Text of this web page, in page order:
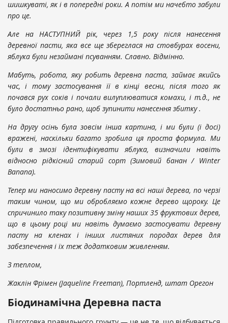
шишкуваті, як і в попередні роки. А потім ми начебто забули
про це.
Але на НАСТУПНИЙ рік, через 1,5 року після нанесення
деревної пасти, яка все ще збереглася на стовбурах восени,
яблука були незаймані псуванням. Славно. Відмінно.
Мабуть, робота, яку робить деревна паста, займає якийсь
час, і тому застосування її в кінці весни, після того як
почався рух соків і почали вилуплюватися комахи, і т.д., не
було достатньо рано, щоб зупинити нанесення збитку .
На другу осінь була зовсім інша картина, і ми були (і досі)
вражені, наскільки багато зробила ця проста формула. Ми
були в змозі ідентифікувати яблука, визначили навіть
відносно рідкісний старий сорт (Зимовий банан / Winter
Banana).
Тепер ми наносимо деревну пасту на всі наші дерева, по черзі
таким чином, що ми обробляємо кожне дерево щороку. Це
спричинило таку позитивну зміну наших 35 фруктових дерев,
що в цьому році ми навіть думаємо застосувати деревну
пасту на кленах і інших листяних породах дерев для
забезпечення і їх теж додатковим живленням.
З теплом,
Жаклін Фрімен (Jaqueline Freeman), Портленд, штат Орегон
Біодинамічна Деревна паста